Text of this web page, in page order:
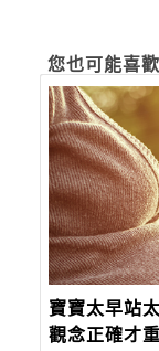
您也可能喜
寶寶太早站
觀念正確才